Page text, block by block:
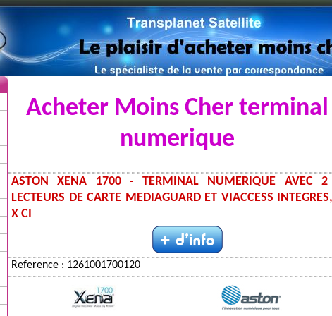
Acheter Moins Cher terminal
numerique
ASTON XENA 1700 - TERMINAL NUMERIQUE AVEC
LECTEURS DE CARTE MEDIAGUARD ET VIACCESS
X CI
Reference : 1261001700120